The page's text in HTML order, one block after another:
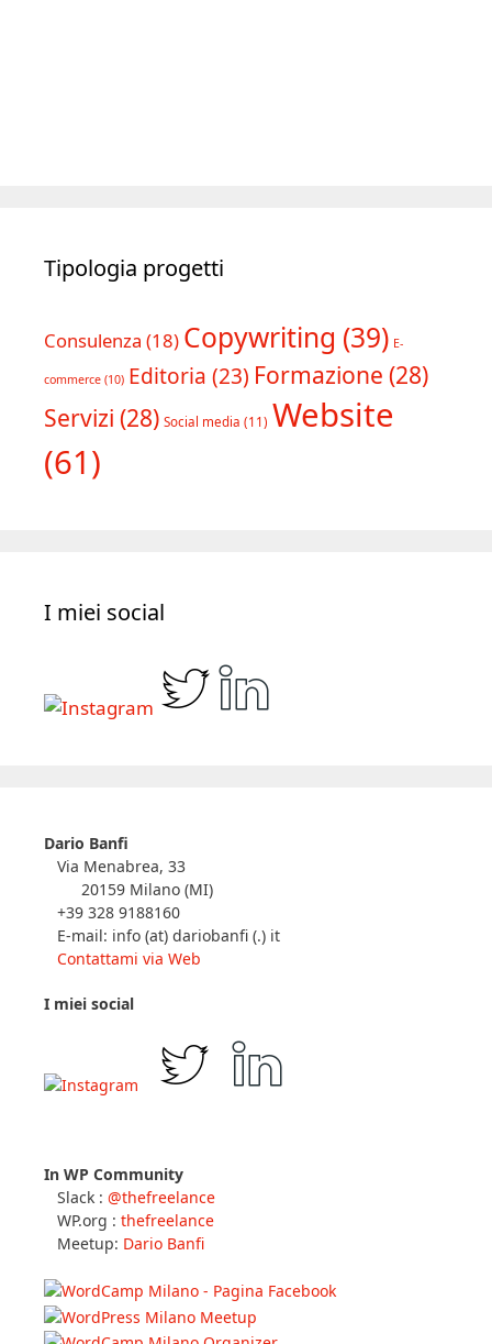
Tipologia progetti
Consulenza(18) Copywriting(39)
commerce
I miei social
Dario Banfi
Via Menabrea, 33
20159 Milano (MI)
+39 328 9188160
E-mail: info (at) dariobanfi (.) it
I miei social
In WP Community
Slack :
WP.org :thefreelance
Meetup:Dario Banfi